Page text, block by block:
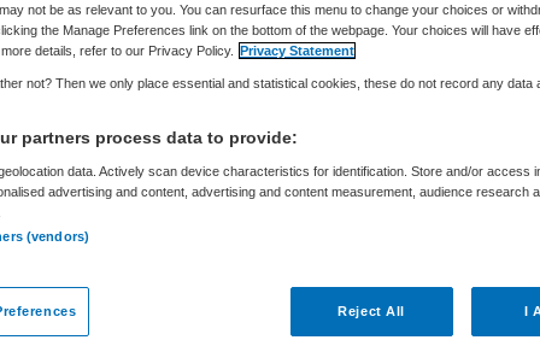
wonen
Skipr Redactie 13 oktober 2017,
Helmond en KPN starten samen een
technologieën ouderen met dementie te
zelfstandig en veilig thuis wonen. Daarnaast
not be as relevant to you. You can resurface this menu to change your choices or
the Manage Preferences link on the bottom of the webpage. Your choices will have
details, refer to our Privacy Policy. Privacy Statement
not? Then we only place essential and statistical cookies, these do not record any data
partners process data to provide:
data. Actively scan device characteristics for identification. Store and/or access
advertising and content, advertising and content measurement, audience research
(vendors)
Reject All I